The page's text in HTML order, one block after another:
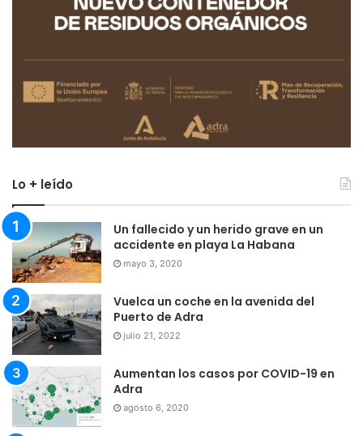
Lo + leído
Un fallecido y un herido grave en un
accidente en playa La Habana
mayo 3, 2020
Vuelca un coche en la avenida del
Puerto de Adra
julio 21, 2022
Aumentan los casos por COVID-19 en
Adra
agosto 6, 2020